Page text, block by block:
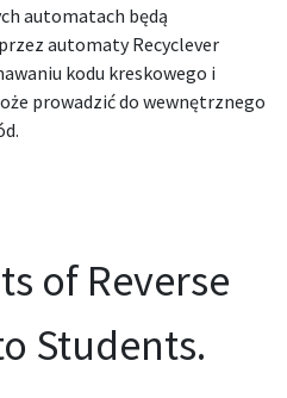
automatach będą
automaty Recyclever
kodu kreskowego i
prowadzić do wewnętrznego
of Reverse
Students.